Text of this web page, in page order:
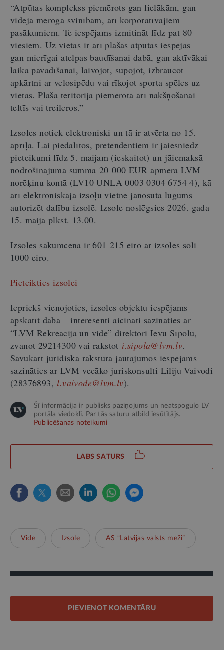
“Atpūtas komplekss piemērots gan lielākām, gan
vidēja mēroga svinībām, arī korporatīvajiem
pasākumiem. Te iespējams izmitināt līdz pat 80
viesiem. Uz vietas ir arī plašas atpūtas iespējas –
gan mierīgai atelpas baudīšanai dabā, gan aktīvākai
laika pavadīšanai, laivojot, supojot, izbraucot
apkārtni ar velosipēdu vai rīkojot sporta spēles uz
vietas. Plašā teritorija piemērota arī nakšņošanai
teltīs vai treileros.”
Izsoles notiek elektroniski un tā ir atvērta no 15.
aprīļa. Lai piedalītos, pretendentiem ir jāiesniedz
pieteikumi līdz 5. maijam (ieskaitot) un jāiemaksā
nodrošinājuma summa 20 000 EUR apmērā LVM
norēķinu kontā (LV10 UNLA 0003 0304 6754 4), kā
arī elektroniskajā izsoļu vietnē jānosūta lūgums
autorizēt dalību izsolē. Izsole noslēgsies 2026. gada
15. maijā plkst. 13.00.
Izsoles sākumcena ir 601 215 eiro ar izsoles soli
1000 eiro.
Pieteikties izsolei
Iepriekš vienojoties, izsoles objektu iespējams
apskatīt dabā – interesenti aicināti sazināties ar
“LVM Rekreācija un vide” direktori Ievu Sīpolu,
zvanot 29214300 vai rakstot i.sipola@lvm.lv.
Savukārt juridiska rakstura jautājumos iespējams
sazināties ar LVM vecāko juriskonsulti Liliju Vaivodi
(28376893, l.vaivode@lvm.lv).
Šī informācija ir publisks paziņojums un neatspoguļo LV
portāla viedokli. Par tās saturu atbild iesūtītājs.
Publicēšanas noteikumi
LABS SATURS
Vide Izsole AS “Latvijas valsts meži”
PIEVIENOT KOMENTĀRU